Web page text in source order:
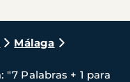
Málaga
Palabras + 1 para